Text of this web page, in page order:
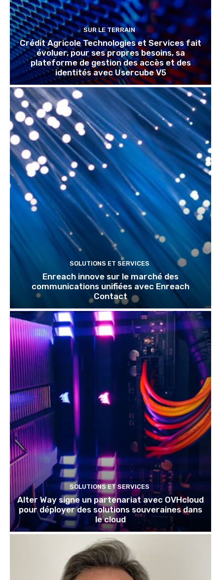
SUR LE TERRAIN
Crédit Agricole Technologies et Services fait
évoluer, pour ses propres besoins, sa
plateforme de gestion des accès et des
identités avec Usercube V5
SOLUTIONS ET SERVICES
Enreach innove sur le marché des
communications unifiées avec Enreach
Contact
SOLUTIONS ET SERVICES
Alter Way signe un partenariat avec OVHcloud
pour déployer des solutions souveraines dans
le cloud